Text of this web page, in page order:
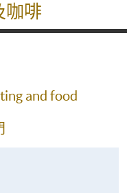
咖啡
and food